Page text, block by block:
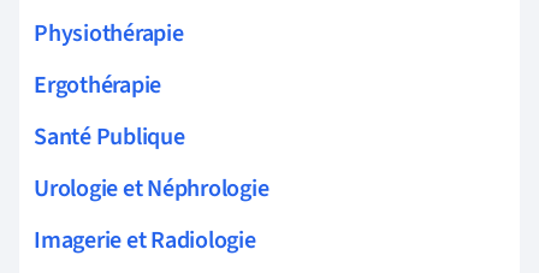
Physiothérapie
Ergothérapie
Santé Publique
Urologie et Néphrologie
Imagerie et Radiologie